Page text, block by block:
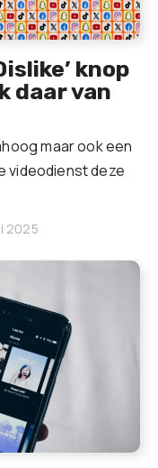
knop
daar van
maar ook een
videodienst deze
2025